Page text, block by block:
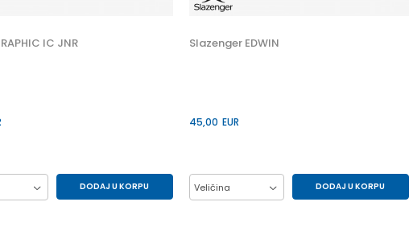
IC JNR
DODAJ U KORPU
Slazenger EDWIN
45,00 EUR
Veličina DODAJ U KORPU